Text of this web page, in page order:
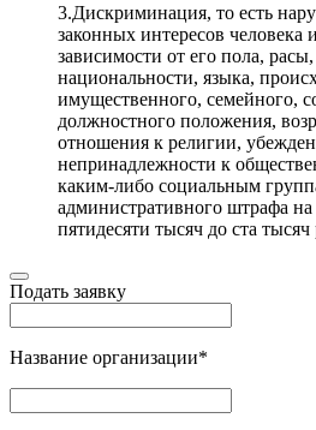
3.Дискриминация, то есть
законных интересов человека
зависимости от его пола,
национальности, языка,
имущественного, семейного,
должностного положения,
отношения к религии,
непринадлежности к
каким-либо социальным
административного штрафа
пятидесяти тысяч до ста тысяч
Подать заявку
Название организации*